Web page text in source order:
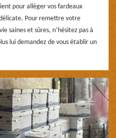
pour alléger vos fardeaux
Pour remettre votre
saines et sûres, n’hésitez pas à
lui demandez de vous établir un